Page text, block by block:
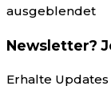
ausgeblendet
Newsletter?
Erhalte